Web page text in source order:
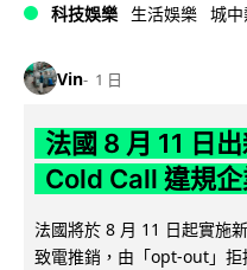
科技娛樂 生活娛樂 城
Vin 1 日
法國 8 月 11 日
Cold Call 違規
法國將於 8 月 11 日起實施
致電推銷，由「opt-out」